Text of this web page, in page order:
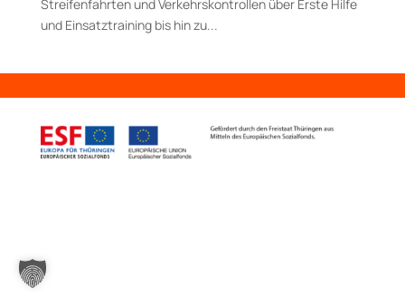
Streifenfahrten und Verkehrskontrollen über Erste Hilfe
und Einsatztraining bis hin zu...